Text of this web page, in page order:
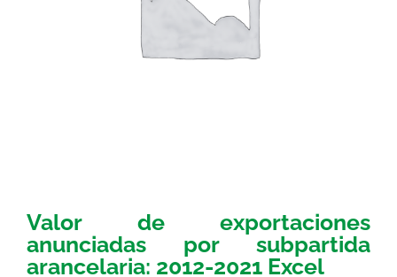
Valor de exportaciones
anunciadas por subpartida
arancelaria: 2012-2021 Excel